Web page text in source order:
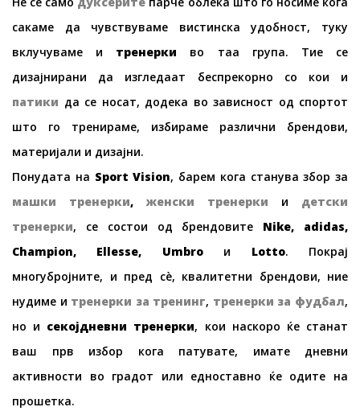
сакаме да чувствуваме вистинска удобност, туку
вклучуваме и тренерки во таа група. Тие се
дизајнирани да изгледаат беспрекорно со кои и
патики да се носат, додека во зависност од спортот
што го тренираме, избираме различни брендови,
материјали и дизајни.
Понудата на Sport Vision, барем кога станува збор за
машки тренерки,женски тренерки и детски
тренерки, се состои од брендовите Nike, adidas,
Champion, Ellesse, Umbroи Lotto. Покрај
многубројните, и пред сè, квалитетни брендови, ние
нудиме и тренерки за тренинг, тренерки за фудбал,
но и секојдневни тренерки, кои наскоро ќе станат
ваш прв избор кога патувате, имате дневни
активности во градот или едноставно ќе одите на
прошетка.